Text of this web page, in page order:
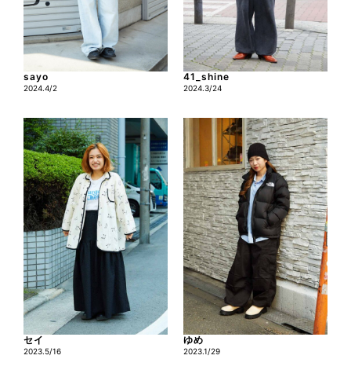
sayo
2024.4/2
41_shine
2024.3/24
セイ
2023.5/16
ゆめ
2023.1/29